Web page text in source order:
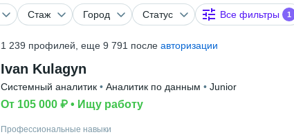
Стаж Город Статус Все фильтры 1
1 239 профилей, еще 9 791 после авторизации
Ivan Kulagyn
Системный аналитик • Аналитик по данным • Junior
От 105 000 ₽ • Ищу работу
Профессиональные навыки